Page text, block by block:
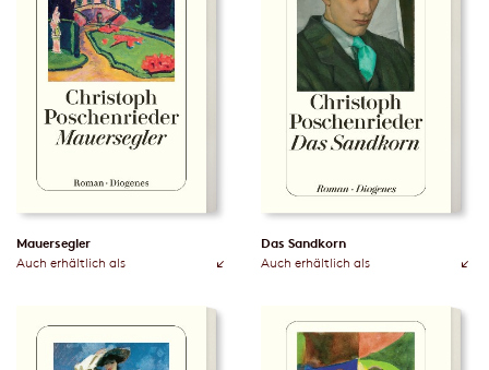
Mauersegler
Auch erhältlich als
Das Sandkorn
Auch erhältlich als